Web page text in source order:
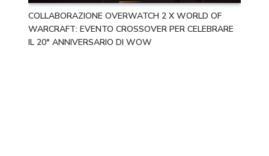
COLLABORAZIONE OVERWATCH 2 X WORLD OF
WARCRAFT: EVENTO CROSSOVER PER CELEBRARE
IL 20° ANNIVERSARIO DI WOW